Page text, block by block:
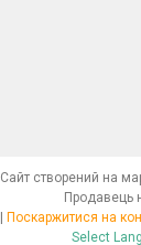
Сайт створений на
Продавець
Exotic Jungle | Поскаржитися на
Select